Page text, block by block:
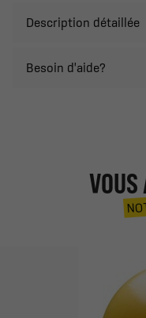
Description détaillée
Besoin d'aide?